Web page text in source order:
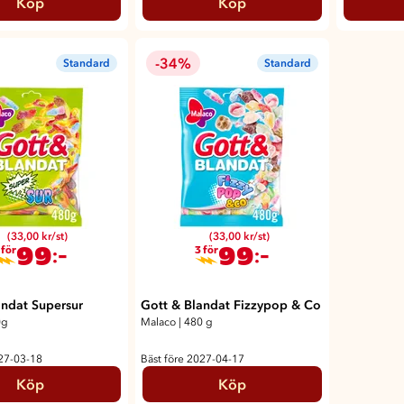
Standard
(33,00 kr/st)
för99:-
Supersur
03-18
Köp
-34% Standard
(33,00 kr/st)
3 för99:-
Gott & Blandat Fizzypop & Co
Malaco | 480 g
Bäst före 2027-04-17
Köp